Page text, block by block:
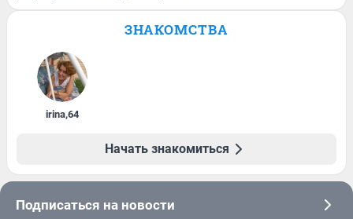
ЗНАКОМСТВА
irina,64
Начать знакомиться
Подписаться на новости